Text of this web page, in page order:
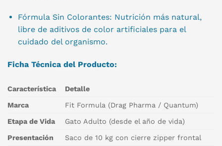
Fórmula Sin Colorantes: Nutrición más natural,
libre de aditivos de color artificiales para el
cuidado del organismo.
Ficha Técnica del Producto:
Característica Detalle
Marca Fit Formula (Drag Pharma / Quantum)
Etapa de Vida Gato Adulto (desde el año de vida)
Presentación Saco de 10 kg con cierre zipper frontal